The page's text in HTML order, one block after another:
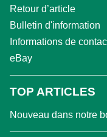
Retour d’article
Bulletin d'information
Informations de
eBay
TOP ARTICLES
Nouveau dans notre